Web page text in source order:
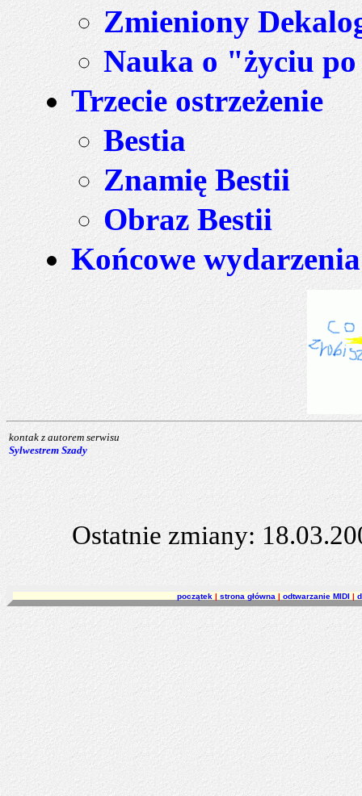
Zmieniony
Nauka o "życiu
Trzecie ostrzeżenie
Bestia
Znamię Bestii
Obraz Bestii
Końcowe wydarzenia
kontak z autorem serwisu
Sylwestrem Szady
Ostatnie zmiany:
początek| strona główna | odtwarzanie MIDI|